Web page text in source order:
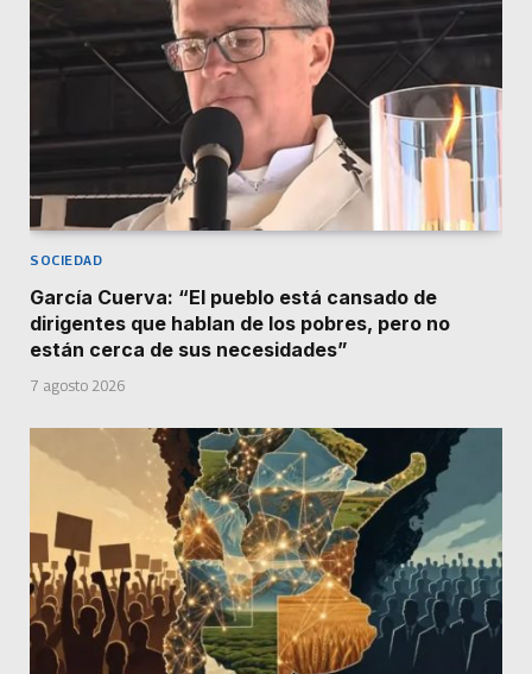
SOCIEDAD
García Cuerva: “El pueblo está cansado de
dirigentes que hablan de los pobres, pero no
están cerca de sus necesidades”
7 agosto 2026